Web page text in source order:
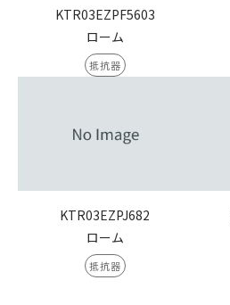
KTR03EZPF5603
ローム
抵抗器
KTR03EZPJ682
ローム
抵抗器